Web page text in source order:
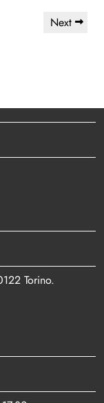
Next
Next
Torino.